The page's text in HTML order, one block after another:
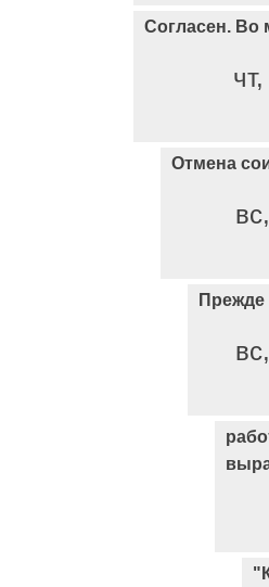
Согласен. Во
Отмена
Прежде